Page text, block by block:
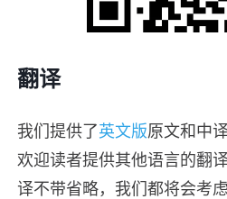
翻译
我们提供了英文版原文和中
欢迎读者提供其他语言的翻
译不带省略，我们都将会考